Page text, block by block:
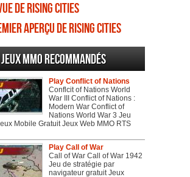
de Rising Cities
aperçu de Rising Cities
Jeux MMO recommandés
Play Conflict of Nations
Conflcit of Nations World
War III Conflict of Nations :
Modern War Conflict of
Nations World War 3 Jeu
Mobile Gratuit Jeux Web MMO RTS
Play Call of War
Call of War Call of War 1942
Jeu de stratégie par
navigateur gratuit Jeux